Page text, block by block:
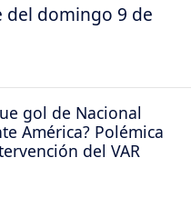
del domingo 9 de
gol de Nacional
América? Polémica
del VAR